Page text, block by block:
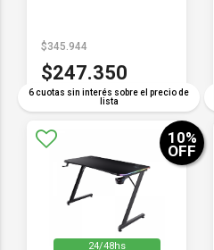
6 cuotas sin interés sobre el precio de
lista
$345.944
$247.350
24/48hs
10%
OFF